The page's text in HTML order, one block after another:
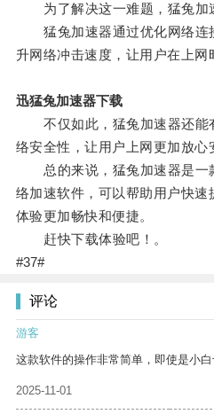
为了解决这一难题，猛兔加
猛兔加速器通过优化网络连
升网络冲击速度，让用户在上网
迅猛兔加速器下载
不仅如此，猛兔加速器还能
络安全性，让用户上网更加放心
总的来说，猛兔加速器是一
络加速软件，可以帮助用户快速
体验更加畅快和便捷。
赶快下载体验吧！。
#37#
评论
游客
这款软件的操作非常简单，即使是小白
2025-11-01